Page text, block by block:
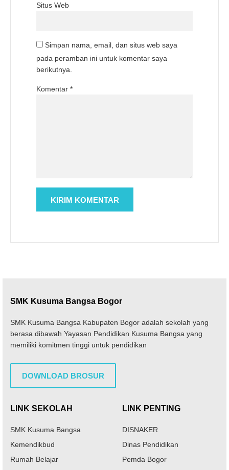
Situs Web
Simpan nama, email, dan situs web saya
pada peramban ini untuk komentar saya
berikutnya.
Komentar *
SMK Kusuma Bangsa Bogor
SMK Kusuma Bangsa Kabupaten Bogor adalah sekolah yang
berasa dibawah Yayasan Pendidikan Kusuma Bangsa yang
memiliki komitmen tinggi untuk pendidikan
DOWNLOAD BROSUR
LINK SEKOLAH
SMK Kusuma Bangsa
Kemendikbud
Rumah Belajar
LINK PENTING
DISNAKER
Dinas Pendidikan
Pemda Bogor